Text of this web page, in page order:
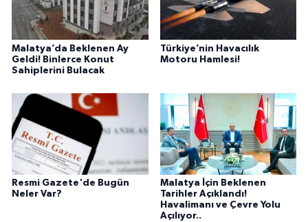
Malatya’da Beklenen Ay
Geldi! Binlerce Konut
Sahiplerini Bulacak
Türkiye’nin Havacılık
Motoru Hamlesi!
Resmi Gazete'de Bugün
Neler Var?
Malatya İçin Beklenen
Tarihler Açıklandı!
Havalimanı ve Çevre Yolu
Açılıyor..